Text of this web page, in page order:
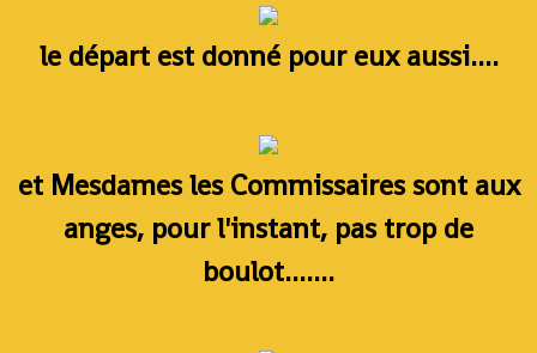
le départ est donné pour eux aussi....
et Mesdames les Commissaires sont aux
anges, pour l'instant, pas trop de
boulot.......